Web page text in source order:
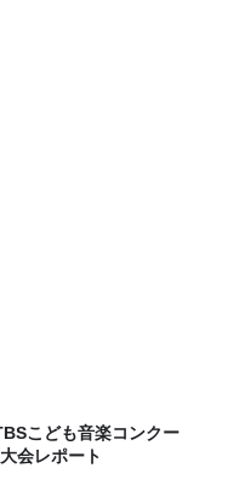
こども音楽コンクー
会レポート